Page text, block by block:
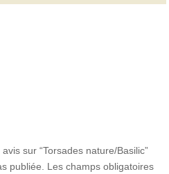
sur “Torsades nature/Basilic”
publiée. Les champs obligatoires